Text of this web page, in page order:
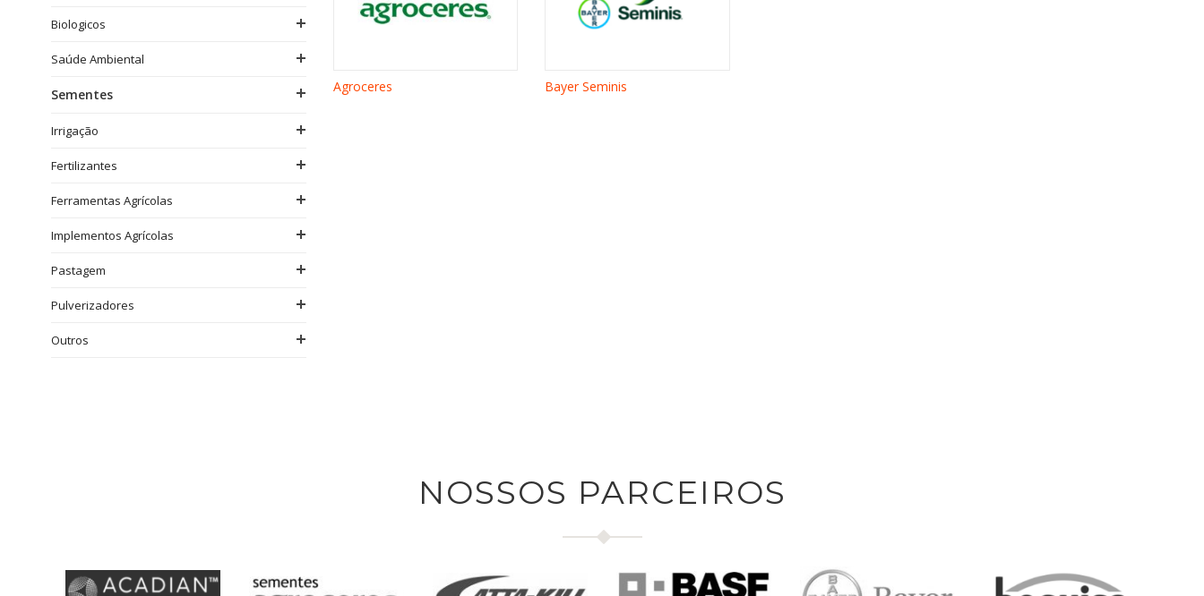
Agroceres Bayer Seminis
Biologicos
Saúde Ambiental
Sementes
Irrigação
Fertilizantes
Ferramentas Agrícolas
Implementos Agrícolas
Pastagem
Pulverizadores
Outros
NOSSOS PARCEIROS